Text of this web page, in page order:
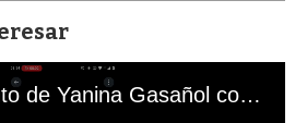
El mal momento de Yanina Gasañol con un hincha argentino en "Subrayado"